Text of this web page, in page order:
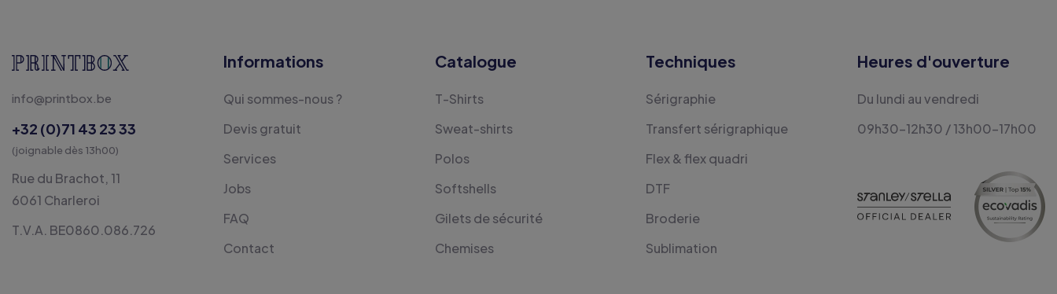
info@printbox.be
+32 (0)71 43 23 33
(joignable dès 13h00)
Rue du Brachot, 11
6061 Charleroi
T.V.A. BE0860.086.726
Informations
Qui sommes-nous ?
Devis gratuit
Services
Jobs
FAQ
Contact
Catalogue
T-Shirts
Sweat-shirts
Polos
Softshells
Gilets de sécurité
Chemises
Techniques
Sérigraphie
Transfert sérigraphique
Flex & flex quadri
DTF
Broderie
Sublimation
Heures d'ouverture
Du lundi au vendredi
09h30-12h30 / 13h00-17h00